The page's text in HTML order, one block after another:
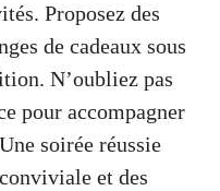
Proposez des
de cadeaux sous
N’oubliez pas
pour accompagner
soirée réussie
et des